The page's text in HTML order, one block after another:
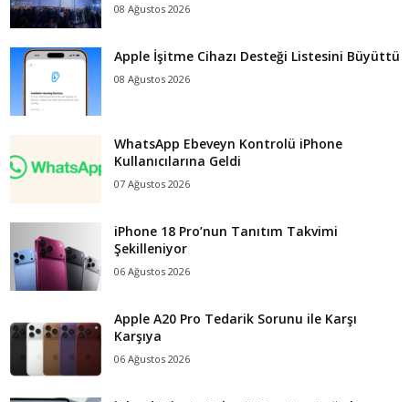
08 Ağustos 2026
Apple İşitme Cihazı Desteği Listesini Büyüttü
08 Ağustos 2026
WhatsApp Ebeveyn Kontrolü iPhone
Kullanıcılarına Geldi
07 Ağustos 2026
iPhone 18 Pro’nun Tanıtım Takvimi
Şekilleniyor
06 Ağustos 2026
Apple A20 Pro Tedarik Sorunu ile Karşı
Karşıya
06 Ağustos 2026